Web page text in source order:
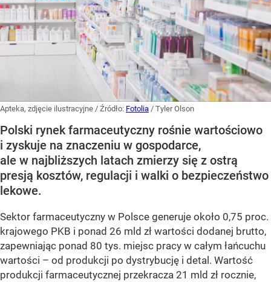
Apteka, zdjęcie ilustracyjne / Źródło: Fotolia / Tyler Olson
Polski rynek farmaceutyczny rośnie wartościowo
i zyskuje na znaczeniu w gospodarce,
ale w najbliższych latach zmierzy się z ostrą
presją kosztów, regulacji i walki o bezpieczeństwo
lekowe.
Sektor farmaceutyczny w Polsce generuje około 0,75 proc.
krajowego PKB i ponad 26 mld zł wartości dodanej brutto,
zapewniając ponad 80 tys. miejsc pracy w całym łańcuchu
wartości – od produkcji po dystrybucję i detal. Wartość
produkcji farmaceutycznej przekracza 21 mld zł rocznie,